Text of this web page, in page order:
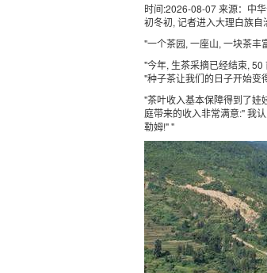
时间:2026-08-07 来源： 中
初冬初, 记者进入大理白族自
"一个茶园, 一座山, 一块茶丰
"今年, 生茶采摘已经结束,
"种子茶让我们的日子开始变
"茶叶收入基本保障得到了娃
庭带来的收入非常满意:" 我
勒姆!" "